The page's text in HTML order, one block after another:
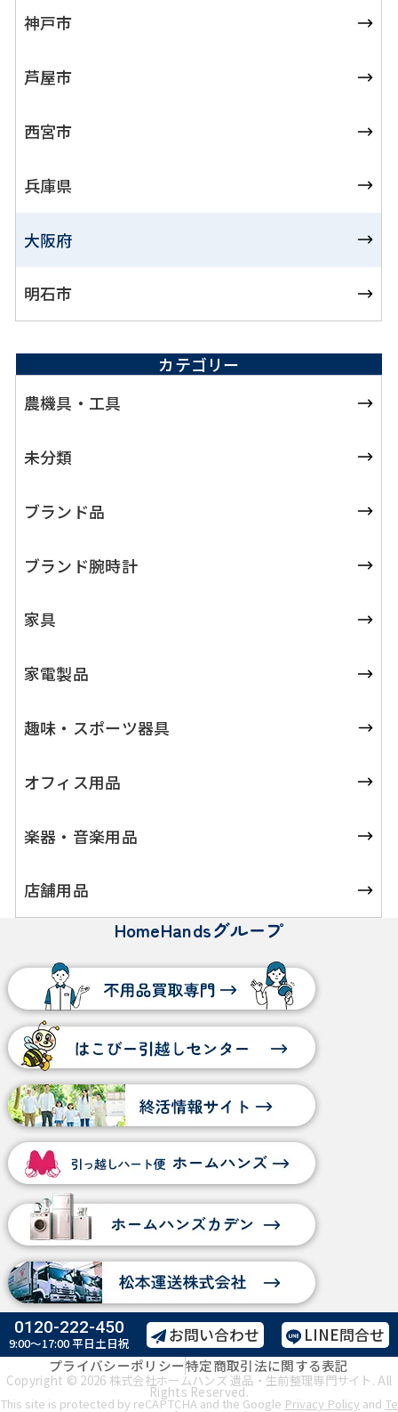
神戸市
芦屋市
西宮市
兵庫県
大阪府
明石市
カテゴリー
農機具・工具
未分類
ブランド品
ブランド腕時計
家具
家電製品
趣味・スポーツ器具
オフィス用品
楽器・音楽用品
店舗用品
HomeHandsグループ
0120-222-450
9:00～17:00平日土日祝 お問い合わせ LINE問合せ
プライバシーポリシー特定商取引法に関する表記
Copyright © 2026 株式会社ホームハンズ 遺品・生前整理専門サイト. All
Rights Reserved.
This site is protected by reCAPTCHA and the Google Privacy Policy and Te